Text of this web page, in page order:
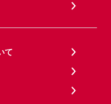
て